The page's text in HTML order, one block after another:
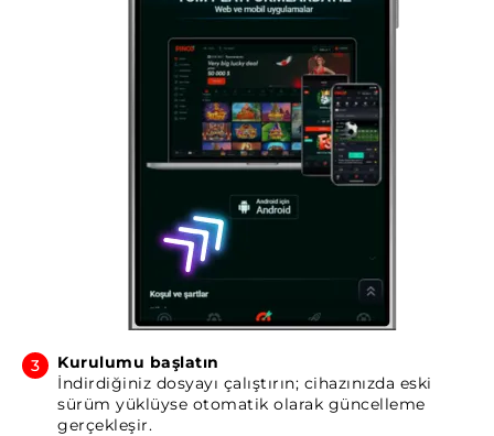
Kurulumu başlatın
İndirdiğiniz dosyayı çalıştırın; cihazınızda eski
sürüm yüklüyse otomatik olarak güncelleme
gerçekleşir.